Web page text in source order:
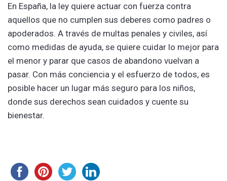
En España, la ley quiere actuar con fuerza contra
aquellos que no cumplen sus deberes como padres o
apoderados. A través de multas penales y civiles, así
como medidas de ayuda, se quiere cuidar lo mejor para
el menor y parar que casos de abandono vuelvan a
pasar. Con más conciencia y el esfuerzo de todos, es
posible hacer un lugar más seguro para los niños,
donde sus derechos sean cuidados y cuente su
bienestar. ͏͏ ͏